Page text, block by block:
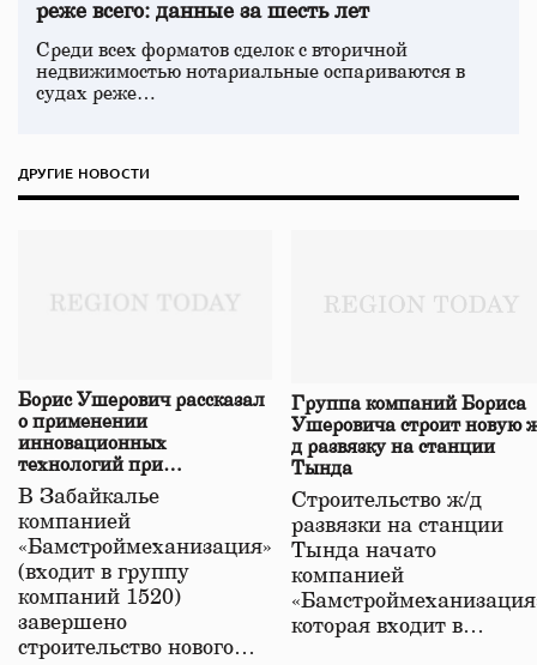
реже всего: данные за шесть лет
Среди всех форматов сделок с вторичной
недвижимостью нотариальные оспариваются в
судах реже…
ДРУГИЕ НОВОСТИ
Борис Ушерович рассказал
о применении
инновационных
технологий при
строительстве нового моста
в Забайкалье
В Забайкалье
компанией
«Бамстроймеханизация»
(входит в группу
компаний 1520)
завершено
строительство нового…
Группа компаний Бориса
Ушеровича строит новую
д развязку на станции
Тында
Строительство ж/д
развязки на станции
Тында начато
компанией
которая входит в…